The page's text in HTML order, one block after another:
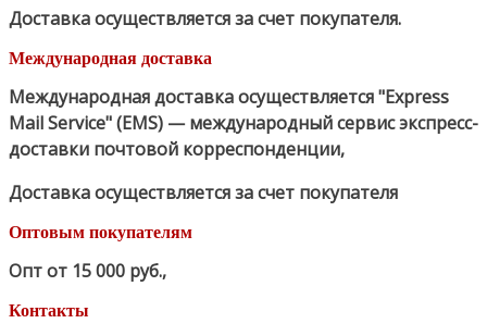
Доставка осуществляется за счет покупателя.
Международная доставка
Международная доставка осуществляется "Express
Mail Service" (EMS) — международный сервис экспресс-
доставки почтовой корреспонденции,
Доставка осуществляется за счет покупателя
Оптовым покупателям
Опт от 15 000 руб.,
Контакты